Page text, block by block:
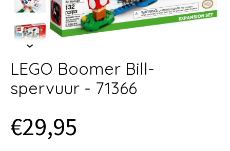
LEGO Boomer Bill-
spervuur - 71366
€29,95